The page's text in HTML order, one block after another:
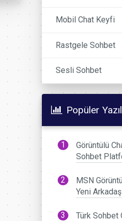
Mobil Chat Keyfi
Rastgele Sohbet
Sesli Sohbet
Popüler
Görüntülü
Sohbet
MSN
Yeni
Türk Sohbet